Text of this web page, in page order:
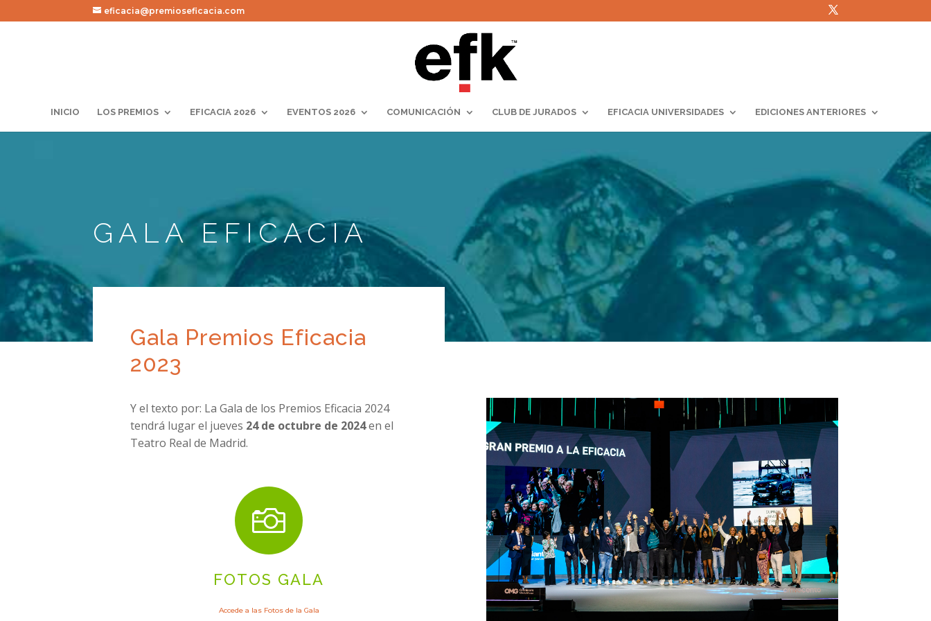
eficacia@premioseficacia.com
INICIO LOS PREMIOS EFICACIA 2026 EVENTOS 2026 COMUNICACIÓN CLUB DE JURADOS EFICACIA UNIVERSIDADES EDICIONES ANTERIORES
GALA EFICACIA
Gala Premios Eficacia
2023
Y el texto por: La Gala de los Premios Eficacia 2024
tendrá lugar el jueves 24 de octubre de 2024en el
Teatro Real de Madrid.

FOTOS GALA
Accede a las Fotos de la Gala